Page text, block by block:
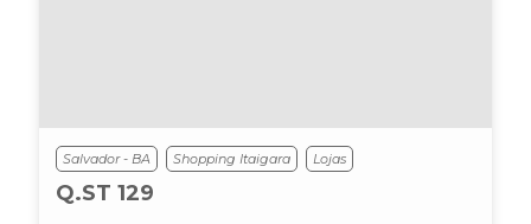
Salvador - BA Shopping Itaigara Lojas
Q.ST 129